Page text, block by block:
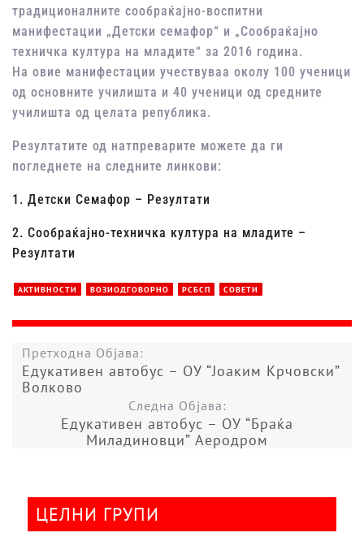
традиционалните сообраќајно-воспитни
манифестации „Детски семафор“ и „Сообраќајно
техничка култура на младите“ за 2016 година.
На овие манифестации учествуваа околу 100 ученици
од основните училишта и 40 ученици од средните
училишта од целата република.
Резултатите од натпреварите можете да ги
погледнете на следните линкови:
1. Детски Семафор – Резултати
2. Сообраќајно-техничка култура на младите –
Резултати
АКТИВНОСТИ ВОЗИОДГОВОРНО РСБСП СОВЕТИ
Претходна Објава:
Едукативен автобус – ОУ “Јоаким Крчовски”
Волково
Следна Објава:
Едукативен автобус – ОУ “Браќа
Миладиновци” Аеродром
ЦЕЛНИ ГРУПИ